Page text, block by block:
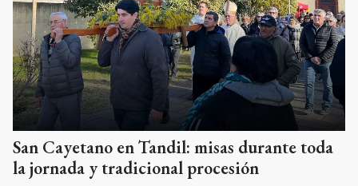
San Cayetano en Tandil: misas durante toda
la jornada y tradicional procesión